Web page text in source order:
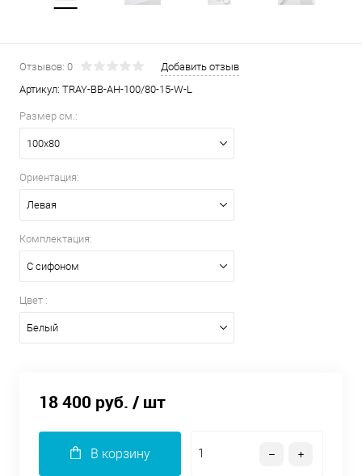
Отзывов: 0
Добавить отзыв
Артикул: TRAY-BB-AH-100/80-15-W-L
Размер см.:
100х80
Ориентация:
Левая
Комплектация:
С сифоном
Цвет :
Белый
18 400 руб. / шт
В корзину